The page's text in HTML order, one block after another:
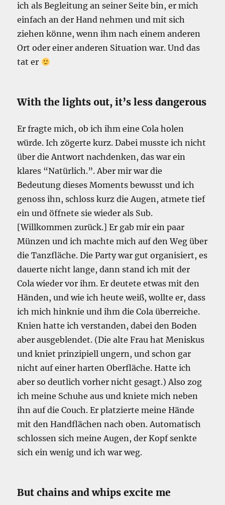
ich als Begleitung an seiner Seite bin, er mich
einfach an der Hand nehmen und mit sich
ziehen könne, wenn ihm nach einem anderen
Ort oder einer anderen Situation war. Und das
tat er
With the lights out, it’s less dangerous
Er fragte mich, ob ich ihm eine Cola holen
würde. Ich zögerte kurz. Dabei musste ich nicht
über die Antwort nachdenken, das war ein
klares “Natürlich.”. Aber mir war die
Bedeutung dieses Moments bewusst und ich
genoss ihn, schloss kurz die Augen, atmete tief
ein und öffnete sie wieder als Sub.
[Willkommen zurück.] Er gab mir ein paar
Münzen und ich machte mich auf den Weg über
die Tanzfläche. Die Party war gut organisiert, es
dauerte nicht lange, dann stand ich mit der
Cola wieder vor ihm. Er deutete etwas mit den
Händen, und wie ich heute weiß, wollte er, dass
ich mich hinknie und ihm die Cola überreiche.
Knien hatte ich verstanden, dabei den Boden
aber ausgeblendet. (Die alte Frau hat Meniskus
und kniet prinzipiell ungern, und schon gar
nicht auf einer harten Oberfläche. Hatte ich
aber so deutlich vorher nicht gesagt.) Also zog
ich meine Schuhe aus und kniete mich neben
ihn auf die Couch. Er platzierte meine Hände
mit den Handflächen nach oben. Automatisch
schlossen sich meine Augen, der Kopf senkte
sich ein wenig und ich war weg.
But chains and whips excite me